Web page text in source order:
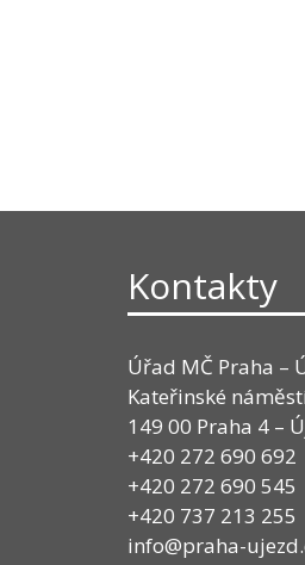
Kontakty
Úřad MČ Praha –
Kateřinské
149 00 Praha 4 –
+420 272 690 692
+420 272 690 545
+420 737 213 255
info@praha-